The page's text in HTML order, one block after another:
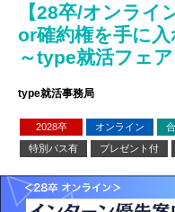
【28卒/オンライ
or確約権を手に
～type就活フェ
type就活事務局
2028卒 オンライン
特別パス有
プレゼント付